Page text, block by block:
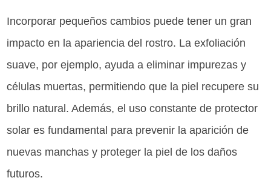
Incorporar pequeños cambios puede tener un gran
impacto en la apariencia del rostro. La exfoliación
suave, por ejemplo, ayuda a eliminar impurezas y
células muertas, permitiendo que la piel recupere su
brillo natural. Además, el uso constante de protector
solar es fundamental para prevenir la aparición de
nuevas manchas y proteger la piel de los daños
futuros.